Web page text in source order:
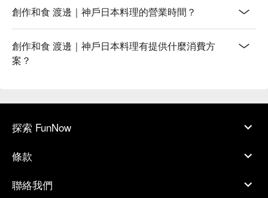
創作和食 渡邊｜神戶日本料理的營業時間？
創作和食 渡邊｜神戶日本料理有提供什麼消費方
案？
探索 FunNow
條款
聯絡我們